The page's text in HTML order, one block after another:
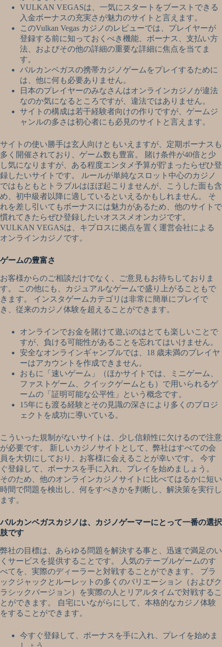
VULKAN VEGASは、一気にスタートをブーストできる
入金ボーナスの充実さが魅力のサイトと言えます。
このVulkan Vegas カジノのレビューでは、プレイヤーが
登録する前に知っておくべき機能、ボーナス、支払い方
法、およびその他の詳細の重要な詳細に焦点を当てま
す。
バルカンベガスの携帯カジノゲームをプレイするために
は、他に何も必要ありません。
日本のプレイヤーのみなさんはオンラインカジノが違法
なのか気になるところですが、違法ではありません。
サイトの構成は若干経験者向けの作りですが、ゲームジ
ャンルの多さは初心者にも必見のサイトと言えます。
サイトの使い勝手は玄人向けともいえますが、定期ボーナスも
多く開催されており、ゲーム数も豊富。 賭け条件が40倍と少
し気になりますが、ある程度エンタメ予算が貯まったらぜひ登
録したいサイトです。 ルールが単純なスロット中心のカジノ
ではもともとトラブルはほぼ起こりませんが、こうした面も含
め、初中級者以降に適しているといえるかもしれません。 そ
れを差し引いてもボーナスには魅力があるため、他のサイトで
慣れてきたらぜひ登録したいオススメオンカジです。
VULKAN VEGASは、キプロスに拠点を置く運営会社による
オンラインカジノです。
ゲームの豊富さ
お客様からのご相談だけでなく、ご意見もお待ちしておりま
す。 この他にも、カジュアルなゲームで盛り上がることもで
きます。 インスタゲームカテゴリは非常に簡単にプレイで
き、従来のカジノ体験を超えることができます。
オンラインでお金を賭けて遊ぶのはとても楽しいことで
すが、負ける可能性があることを忘れてはいけません。
安全なオンラインギャンブルでは、18 歳未満のプレイヤ
ーはアカウントを作成できません。
おもに「速いゲーム」（ほかサイトでは、ミニゲーム、
ファストゲーム、クイックゲームとも）で用いられるゲ
ームの「証明可能な公平性」という概念です。
15年にも渡る経験とその見識の深さにより多くのプロジ
ェクトを成功に導いている。
こういった規制がないサイトは、少し信頼性に欠けるので注意
が必要です。 新しいカジノサイトとして、弊社はすべての会
員を大切にしており、お客様に会えることが幸いです。 今す
ぐ登録して、ボーナスを手に入れ、プレイを始めましょう。
そのため、他のオンラインカジノサイトに比べてはるかに短い
時間で問題を検出し、何をすべきかを判断し、解決策を実行し
ます。
バルカンベガスカジノは、カジノゲーマーにとって一番の選択
肢です
弊社の目標は、あらゆる問題を解決する事と、迅速で満足のい
くサービスを提供することです。 人気のテーブルゲームのす
べてを、実際のディーラーと対戦することができます。 ブラ
ックジャックとルーレットの多くのバリエーション（およびク
ラシックバージョン）を実際の人とリアルタイムで対戦するこ
とができます。 自宅にいながらにして、本格的なカジノ体験
をすることができます。
今すぐ登録して、ボーナスを手に入れ、プレイを始めま